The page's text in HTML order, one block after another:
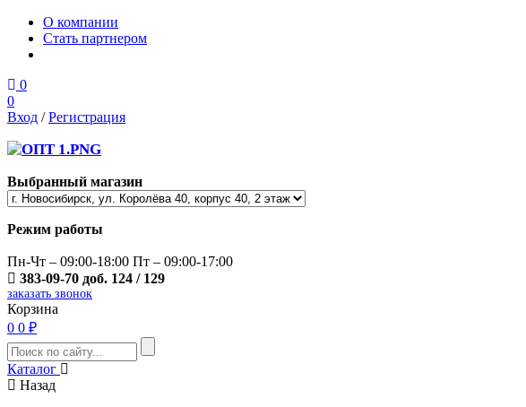
О компании
Стать партнером
0
0
Вход /Регистрация
Выбранный магазин
Режим работы
Пн-Чт – 09:00-18:00 Пт – 09:00-17:00
383-09-70 доб. 124 / 129
заказать звонок
Корзина
0 0 ₽
Каталог
Назад